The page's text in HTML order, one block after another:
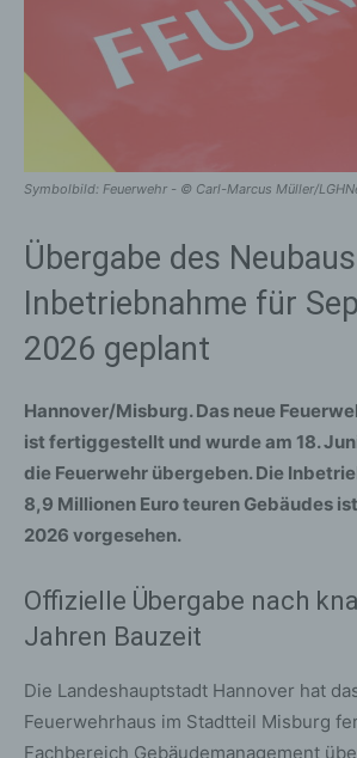
Symbolbild: Feuerwehr - © Carl-Marcus Müller/
Übergabe des
Inbetriebnahme für
2026 geplant
Hannover/Misburg.Das neue
ist fertiggestellt und wurde am 18.
die Feuerwehr übergeben. Die
8,9 Millionen Euro teuren Gebäudes
2026 vorgesehen.
Offizielle Übergabe nach
Jahren Bauzeit
Die Landeshauptstadt Hannover hat
Feuerwehrhaus im Stadtteil Misburg
Fachbereich Gebäudemanagement